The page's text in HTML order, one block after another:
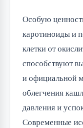
Особую
каротиноиды и
клетки от
способствуют
и официальной
облегчения
давления и
Современные